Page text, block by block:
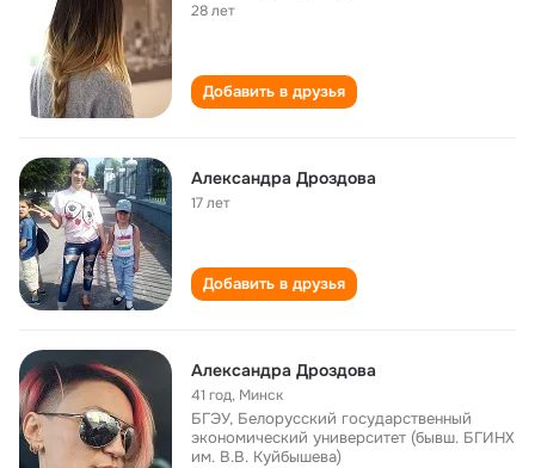
28 лет
Добавить в друзья
Александра Дроздова
17 лет
Добавить в друзья
Александра Дроздова
41 год, Минск
БГЭУ, Белорусский государственный
экономический университет (бывш. БГИНХ
им. В.В. Куйбышева)